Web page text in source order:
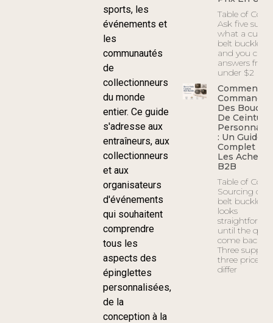
sports, les
événements et
les
communautés
de
collectionneurs
du monde
entier. Ce guide
s'adresse aux
entraîneurs, aux
collectionneurs
et aux
organisateurs
d'événements
qui souhaitent
comprendre
tous les
aspects des
épinglettes
personnalisées,
de la
conception à la
Table of
Ask five
what a
belt buckle
and you can
answers from
under $2
Comment
Commander
Des Boucles
De Ceinture
: Un Guide
Complet
Les
B2B
Table of
Sourcing
belt buckles
looks
until the
come back.
Three
three prices
differ